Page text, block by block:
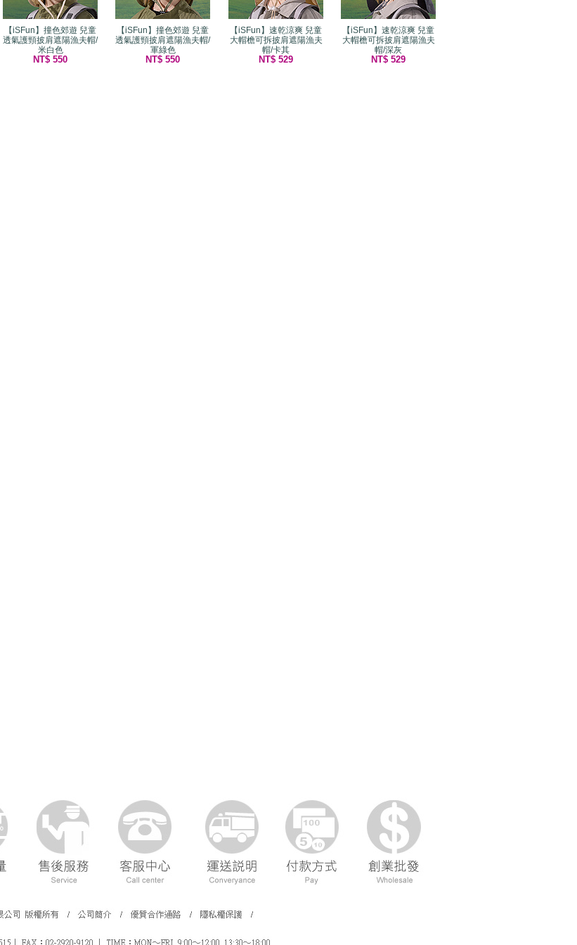
【iSFun】撞色郊遊 兒童
透氣護頸披肩遮陽漁夫帽/
米白色
NT$ 550
【iSFun】撞色郊遊 兒童
透氣護頸披肩遮陽漁夫帽/
軍綠色
NT$ 550
【iSFun】速乾涼爽 兒童
大帽檐可拆披肩遮陽漁夫
帽/卡其
NT$ 529
【iSFun】速乾涼爽 兒童
大帽檐可拆披肩遮陽漁夫
帽/深灰
NT$ 529